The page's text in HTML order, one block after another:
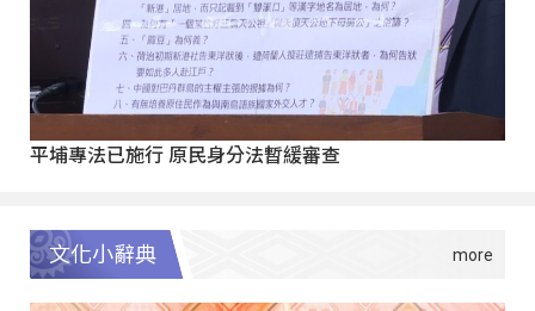
平埔專法已施行 原民身分法暫緩審查
文化小辭典